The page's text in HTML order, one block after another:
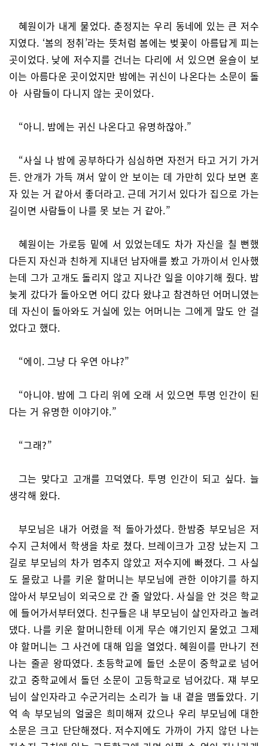
혜원이가 내게 물었다. 춘정지는 우리 동네에 있는 큰 저수
지였다. ‘봄의 정취’라는 뜻처럼 봄에는 벚꽃이 아름답게 피는
곳이었다. 낮에 저수지를 건너는 다리에 서 있으면 윤슬이 보
이는 아름다운 곳이었지만 밤에는 귀신이 나온다는 소문이 돌
아 사람들이 다니지 않는 곳이었다.
“아니. 밤에는 귀신 나온다고 유명하잖아.”
“사실 나 밤에 공부하다가 심심하면 자전거 타고 거기 가거
든. 안개가 가득 껴서 앞이 안 보이는 데 가만히 있다 보면 혼
자 있는 거 같아서 좋더라고. 근데 거기서 있다가 집으로 가는
길이면 사람들이 나를 못 보는 거 같아.”
혜원이는 가로등 밑에 서 있었는데도 차가 자신을 칠 뻔했
다든지 자신과 친하게 지내던 남자애를 봤고 가까이서 인사했
는데 그가 고개도 돌리지 않고 지나간 일을 이야기해 줬다. 밤
늦게 갔다가 돌아오면 어디 갔다 왔냐고 참견하던 어머니였는
데 자신이 돌아와도 거실에 있는 어머니는 그에게 말도 안 걸
었다고 했다.
“에이. 그냥 다 우연 아냐?”
“아니야. 밤에 그 다리 위에 오래 서 있으면 투명 인간이 된
다는 거 유명한 이야기야.”
“그래?”
그는 맞다고 고개를 끄덕였다. 투명 인간이 되고 싶다. 늘
생각해 왔다.
부모님은 내가 어렸을 적 돌아가셨다. 한밤중 부모님은 저
수지 근처에서 학생을 차로 쳤다. 브레이크가 고장 났는지 그
길로 부모님의 차가 멈추지 않았고 저수지에 빠졌다. 그 사실
도 몰랐고 나를 키운 할머니는 부모님에 관한 이야기를 하지
않아서 부모님이 외국으로 간 줄 알았다. 사실을 안 것은 학교
에 들어가서부터였다. 친구들은 내 부모님이 살인자라고 놀려
댔다. 나를 키운 할머니한테 이게 무슨 얘기인지 물었고 그제
야 할머니는 그 사건에 대해 입을 열었다. 혜원이를 만나기 전
나는 줄곧 왕따였다. 초등학교에 돌던 소문이 중학교로 넘어
갔고 중학교에서 돌던 소문이 고등학교로 넘어갔다. 쟤 부모
님이 살인자라고 수군거리는 소리가 늘 내 곁을 맴돌았다. 기
억 속 부모님의 얼굴은 희미해져 갔으나 우리 부모님에 대한
소문은 크고 단단해졌다. 저수지에도 가까이 가지 않던 나는